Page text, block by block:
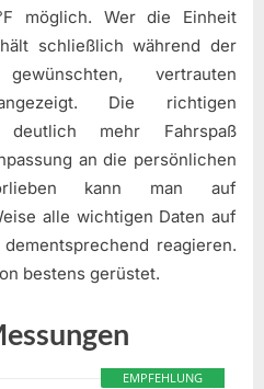
möglich. Wer die Einheit
schließlich während der
vertrauten
Die richtigen
deutlich mehr Fahrspaß
an die persönlichen
kann man auf
alle wichtigen Daten auf
reagieren.
bestens gerüstet.
EMPFEHLUNG